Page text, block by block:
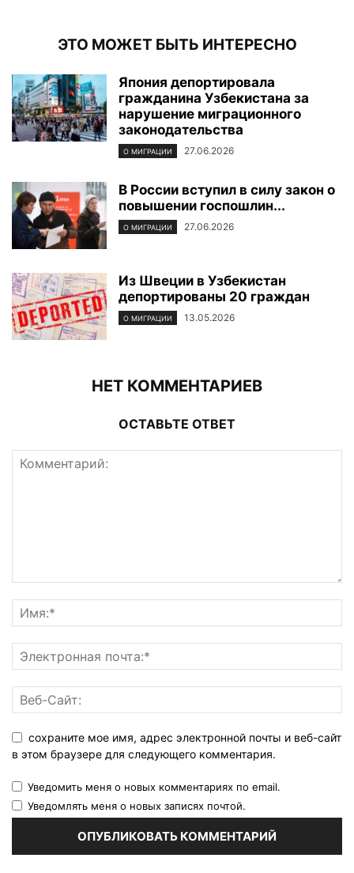
ЭТО МОЖЕТ БЫТЬ ИНТЕРЕСНО
Япония депортировала
гражданина Узбекистана за
нарушение миграционного
законодательства
О МИГРАЦИИ 27.06.2026
В России вступил в силу закон о
повышении госпошлин...
О МИГРАЦИИ 27.06.2026
Из Швеции в Узбекистан
депортированы 20 граждан
О МИГРАЦИИ 13.05.2026
НЕТ КОММЕНТАРИЕВ
ОСТАВЬТЕ ОТВЕТ
сохраните мое имя, адрес электронной почты и веб-сайт
в этом браузере для следующего комментария.
Уведомить меня о новых комментариях по email.
Уведомлять меня о новых записях почтой.